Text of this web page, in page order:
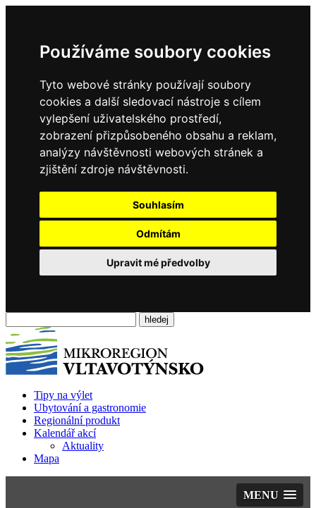
Používáme soubory cookies
Tyto webové stránky používají soubory
cookies a další sledovací nástroje s cílem
vylepšení uživatelského prostředí,
zobrazení přizpůsobeného obsahu a reklam,
analýzy návštěvnosti webových stránek a
zjištění zdroje návštěvnosti.
Souhlasím
Odmítám
Upravit mé předvolby
Tipy na výlet
Ubytování a gastronomie
Regionální produkt
Kalendář akcí
Aktuality
Mapa
MENU